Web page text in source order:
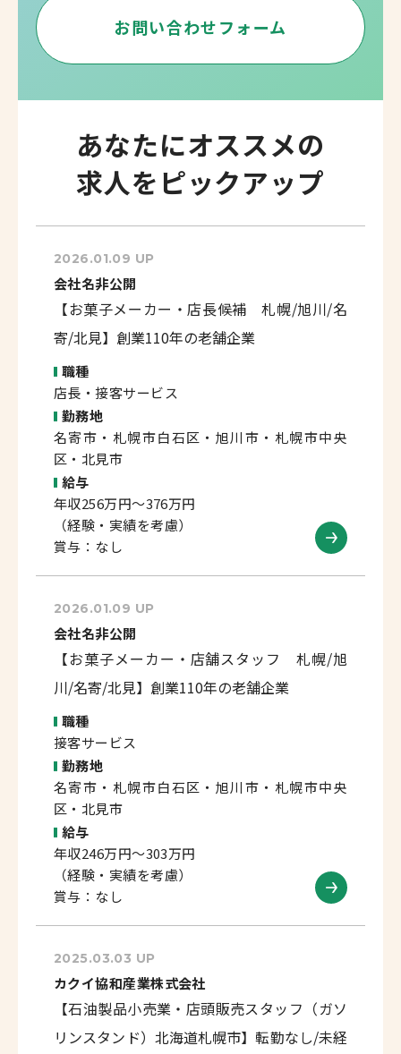
お問い合わせフォーム
あなたにオススメの
求人をピックアップ
2026.01.09 UP
会社名非公開
【お菓子メーカー・店長候補 札幌/旭川/名
寄/北見】創業110年の老舗企業
職種
店長・接客サービス
勤務地
名寄市・札幌市白石区・旭川市・札幌市中央
区・北見市
給与
年収256万円～376万円
（経験・実績を考慮）
賞与：なし
2026.01.09 UP
会社名非公開
【お菓子メーカー・店舗スタッフ 札幌/旭
川/名寄/北見】創業110年の老舗企業
職種
接客サービス
勤務地
名寄市・札幌市白石区・旭川市・札幌市中央
区・北見市
給与
年収246万円～303万円
（経験・実績を考慮）
賞与：なし
2025.03.03 UP
カクイ協和産業株式会社
【石油製品小売業・店頭販売スタッフ（ガソ
リンスタンド）北海道札幌市】転勤なし/未経